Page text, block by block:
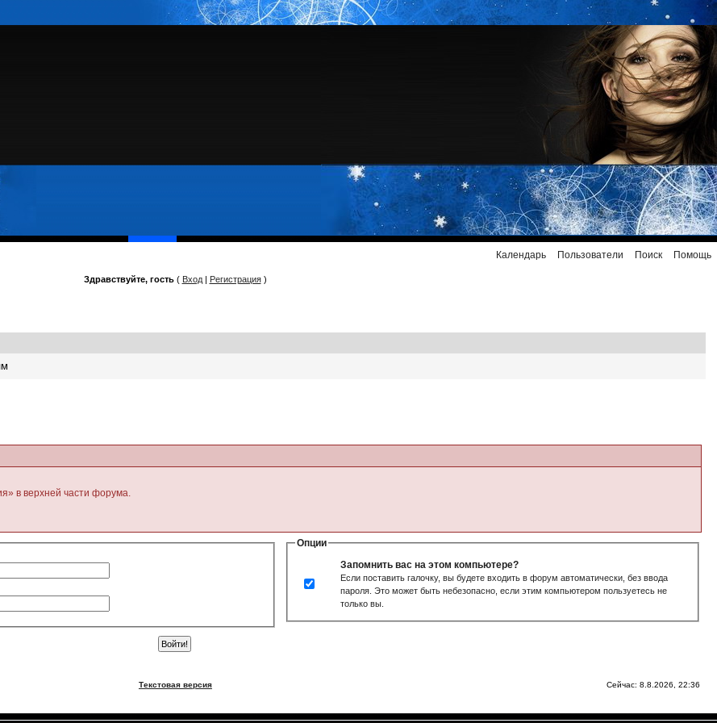
Помощь
Поиск
Пользователи
Календарь
Здравствуйте, гость( Вход| Регистрация)
в верхней части форума.
Опции
Запомнить вас на этом компьютере?
Если поставить галочку, вы будете входить в форум автоматически, без ввода
пароля. Это может быть небезопасно, если этим компьютером пользуетесь не
только вы.
Текстовая версия Сейчас: 8.8.2026, 22:36